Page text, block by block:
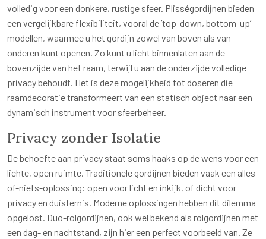
volledig voor een donkere, rustige sfeer. Plisségordijnen bieden
een vergelijkbare flexibiliteit, vooral de ’top-down, bottom-up’
modellen, waarmee u het gordijn zowel van boven als van
onderen kunt openen. Zo kunt u licht binnenlaten aan de
bovenzijde van het raam, terwijl u aan de onderzijde volledige
privacy behoudt. Het is deze mogelijkheid tot doseren die
raamdecoratie transformeert van een statisch object naar een
dynamisch instrument voor sfeerbeheer.
Privacy zonder Isolatie
De behoefte aan privacy staat soms haaks op de wens voor een
lichte, open ruimte. Traditionele gordijnen bieden vaak een alles-
of-niets-oplossing: open voor licht en inkijk, of dicht voor
privacy en duisternis. Moderne oplossingen hebben dit dilemma
opgelost. Duo-rolgordijnen, ook wel bekend als rolgordijnen met
een dag- en nachtstand, zijn hier een perfect voorbeeld van. Ze